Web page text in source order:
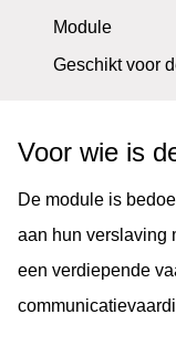
Module
Geschikt voor
Voor wie is
De module is
aan hun verslaving
een verdiepende